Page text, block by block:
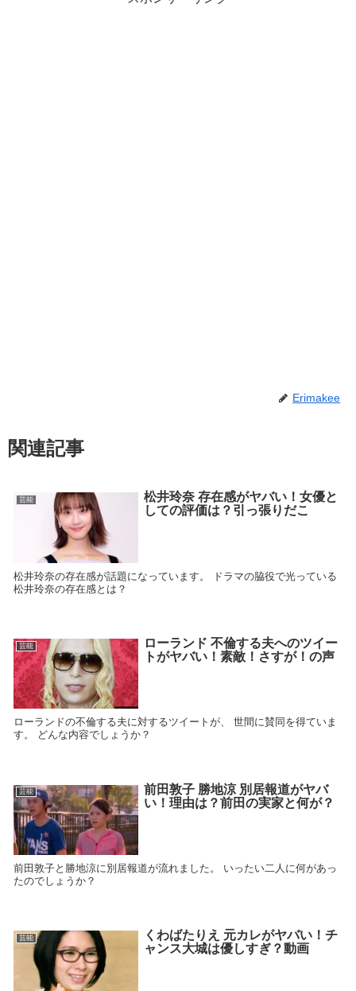
Erimakee
関連記事
芸能
松井玲奈 存在感がヤバい！女優と
しての評価は？引っ張りだこ
松井玲奈の存在感が話題になっています。 ドラマの脇役で光っている
松井玲奈の存在感とは？
芸能
ローランド 不倫する夫へのツイー
トがヤバい！素敵！さすが！の声
ローランドの不倫する夫に対するツイートが、 世間に賛同を得ていま
す。 どんな内容でしょうか？
芸能
前田敦子 勝地涼 別居報道がヤバ
い！理由は？前田の実家と何が？
前田敦子と勝地涼に別居報道が流れました。 いったい二人に何があっ
たのでしょうか？
芸能
くわばたりえ 元カレがヤバい！チ
ャンス大城は優しすぎ？動画